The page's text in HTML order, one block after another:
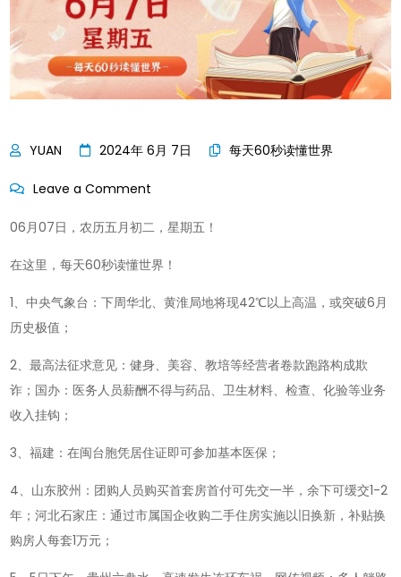
2024年 6月 7日 每天60秒读懂世界
Leave a Comment
月
07
农
五
月
星
期
五!
06月07日，农历五月初二，星期五！
在这里，每天60秒读懂世界！
1、中央气象台：下周华北、黄淮局地将现42℃以上高温，或突破6月
历史极值；
2、最高法征求意见：健身、美容、教培等经营者卷款跑路构成欺
诈；国办：医务人员薪酬不得与药品、卫生材料、检查、化验等业务
收入挂钩；
3、福建：在闽台胞凭居住证即可参加基本医保；
4、山东胶州：团购人员购买首套房首付可先交一半，余下可缓交1-2
年；河北石家庄：通过市属国企收购二手住房实施以旧换新，补贴换
购房人每套1万元；